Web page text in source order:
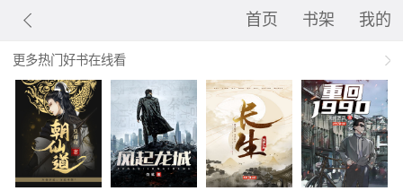
首页 书架 我的
更多热门好书在线看